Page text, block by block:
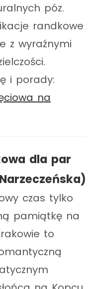
póz.
randkowe
z wyraźnymi
i porady:
na
dla par
czas tylko
pamiątkę na
to